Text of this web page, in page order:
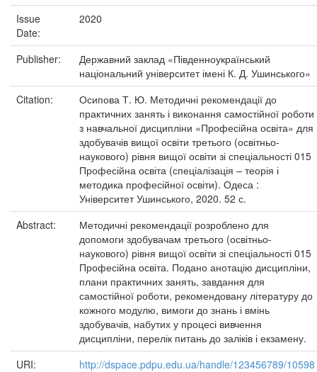
Issue
Date:
2020
Publisher:
Державний заклад «Південноукраїнський
національний університет імені К. Д. Ушинського»
Citation:
Осипова Т. Ю. Методичні рекомендації до
практичних занять і виконання самостійної роботи
з навчальної дисципліни «Професійна освіта» для
здобувачів вищої освіти третього (освітньо-
наукового) рівня вищої освіти зі спеціальності 015
Професійна освіта (спеціалізація – теорія і
методика професійної освіти). Одеса :
Університет Ушинського, 2020. 52 с.
Abstract:
Методичні рекомендації розроблено для
допомоги здобувачам третього (освітньо-
наукового) рівня вищої освіти зі спеціальності 015
Професійна освіта. Подано анотацію дисципліни,
плани практичних занять, завдання для
самостійної роботи, рекомендовану літературу до
кожного модулю, вимоги до знань і вмінь
здобувачів, набутих у процесі вивчення
дисципліни, перелік питань до заліків і екзамену.
URI:
http://dspace.pdpu.edu.ua/handle/123456789/10598